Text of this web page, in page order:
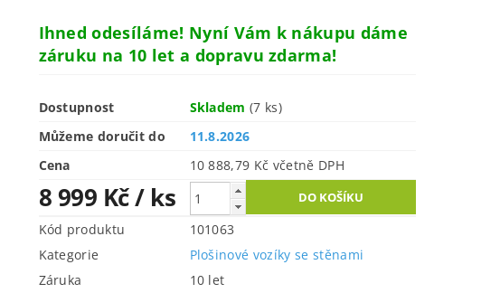
Ihned odesíláme! Nyní Vám k nákupu dáme
záruku na 10 let a dopravu zdarma!
Dostupnost Skladem(7 ks)
Můžeme doručit do
11.8.2026
Cena
10 888,79 Kč včetně DPH
8 999 Kč/ ks
Kód produktu
101063
Kategorie
Plošinové vozíky se stěnami
Záruka
10 let